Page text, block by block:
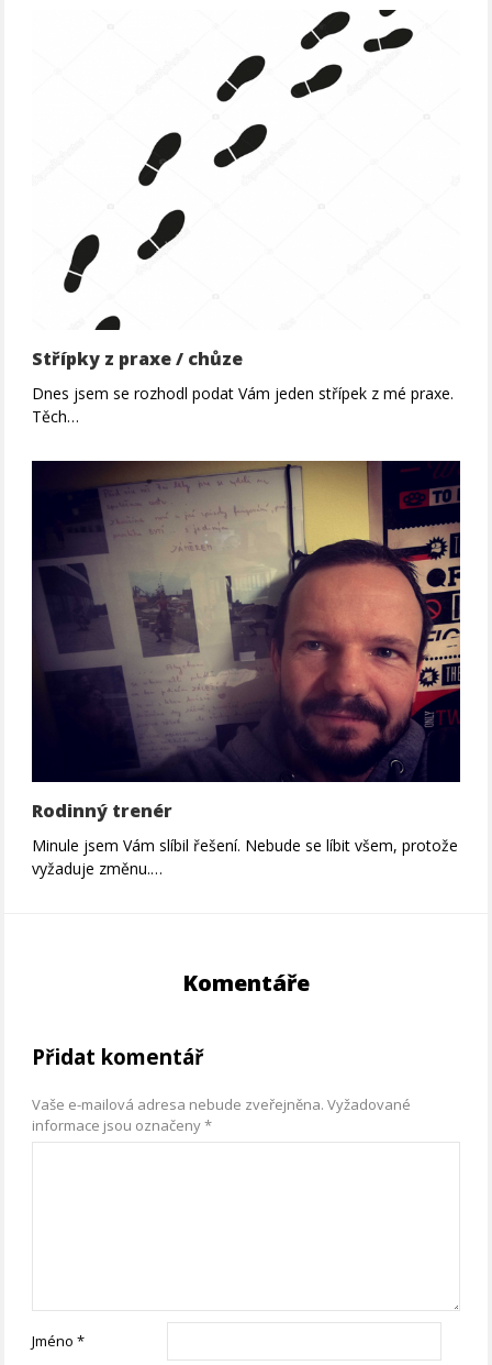
Střípky z praxe / chůze
Dnes jsem se rozhodl podat Vám jeden střípek z mé praxe.
Těch…
Rodinný trenér
Minule jsem Vám slíbil řešení. Nebude se líbit všem, protože
vyžaduje změnu.…
Komentáře
Přidat komentář
Vaše e-mailová adresa nebude zveřejněna. Vyžadované
informace jsou označeny*
Jméno*